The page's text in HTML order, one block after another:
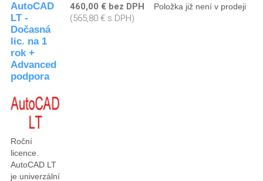
AutoCAD
LT -
Dočasná
lic. na 1
rok +
Advanced
podpora
Roční
licence.
AutoCAD LT
je univerzální
460,00 € bez DPH
(565,80 € s DPH)
Položka již není v prodeji